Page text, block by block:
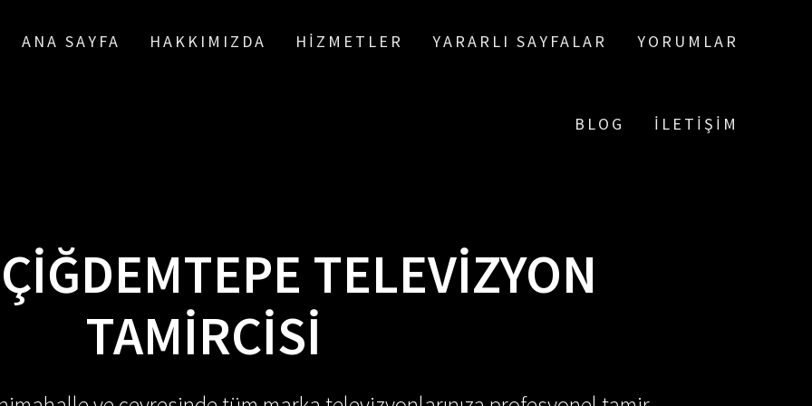
ANA SAYFA HAKKIMIZDA HIZMETLER YARARLI SAYFALAR YORUMLAR
BLOG İLETIŞIM
ÇIĞDEMTEPE TELEVIZYON
TAMIRCISI